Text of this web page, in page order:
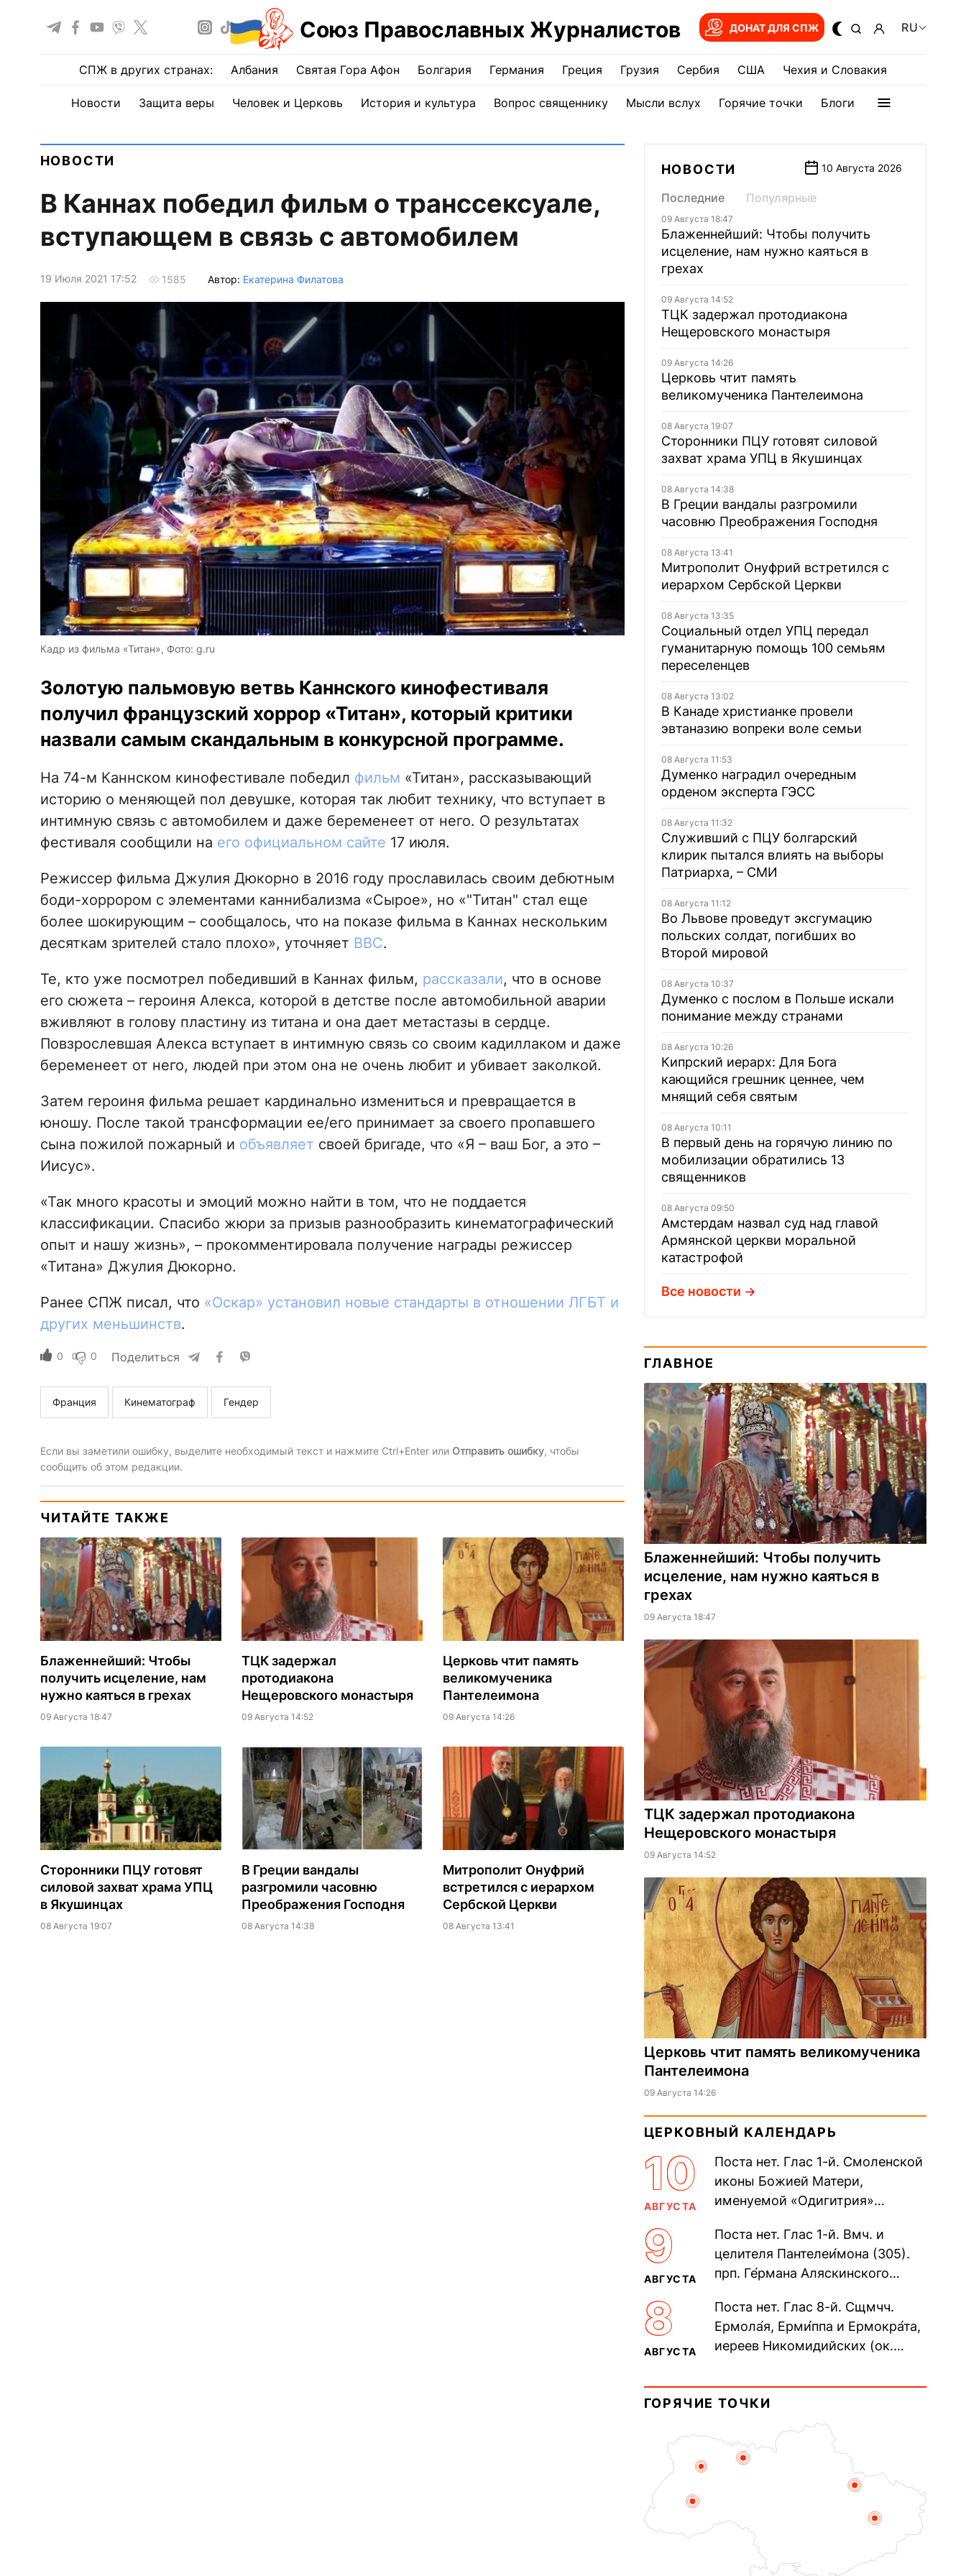
Союз Православных Журналистов ДОНАТ ДЛЯ СПЖ RU
СПЖ в других странах: Албания Святая Гора Афон Болгария Германия Греция Грузия Сербия США Чехия и Словакия
Новости Защита веры Человек и Церковь История и культура Вопрос священнику Мысли вслух Горячие точки Блоги
НОВОСТИ
В Каннах победил фильм о транссексуале,
вступающем в связь с автомобилем
19 Июля 2021 17:52 1585 Автор: Екатерина Филатова
Кадр из фильма «Титан», Фото: g.ru
Золотую пальмовую ветвь Каннского кинофестиваля
получил французский хоррор «Титан», который критики
назвали самым скандальным в конкурсной программе.
На 74-м Каннском кинофестивале победил фильм «Титан», рассказывающий
историю о меняющей пол девушке, которая так любит технику, что вступает в
интимную связь с автомобилем и даже беременеет от него. О результатах
фестиваля сообщили на его официальном сайте 17 июля.
Режиссер фильма Джулия Дюкорно в 2016 году прославилась своим дебютным
боди-хоррором с элементами каннибализма «Сырое», но «"Титан" стал еще
более шокирующим – сообщалось, что на показе фильма в Каннах нескольким
десяткам зрителей стало плохо», уточняет ВВС.
Те, кто уже посмотрел победивший в Каннах фильм, рассказали, что в основе
его сюжета – героиня Алекса, которой в детстве после автомобильной аварии
вживляют в голову пластину из титана и она дает метастазы в сердце.
Повзрослевшая Алекса вступает в интимную связь со своим кадиллаком и даже
беременеет от него, людей при этом она не очень любит и убивает заколкой.
Затем героиня фильма решает кардинально измениться и превращается в
юношу. После такой трансформации ее/его принимает за своего пропавшего
сына пожилой пожарный и объявляет своей бригаде, что «Я – ваш Бог, а это –
Иисус».
«Так много красоты и эмоций можно найти в том, что не поддается
классификации. Спасибо жюри за призыв разнообразить кинематографический
опыт и нашу жизнь», – прокомментировала получение награды режиссер
«Титана» Джулия Дюкорно.
Ранее СПЖ писал, что «Оскар» установил новые стандарты в отношении ЛГБТ и
других меньшинств.
0 0 Поделиться
Франция Кинематограф Гендер
Если вы заметили ошибку, выделите необходимый текст и нажмите Ctrl+Enter или Отправить ошибку, чтобы
сообщить об этом редакции.
ЧИТАЙТЕ ТАКЖЕ
Блаженнейший: Чтобы
получить исцеление, нам
нужно каяться в грехах
09 Августа 18:47
ТЦК задержал
протодиакона
Нещеровского монастыря
09 Августа 14:52
Церковь чтит память
великомученика
Пантелеимона
09 Августа 14:26
Сторонники ПЦУ готовят
силовой захват храма УПЦ
в Якушинцах
08 Августа 19:07
В Греции вандалы
разгромили часовню
Преображения Господня
08 Августа 14:38
Митрополит Онуфрий
встретился с иерархом
Сербской Церкви
08 Августа 13:41
НОВОСТИ 10 Августа 2026
Последние Популярные
09 Августа 18:47
Блаженнейший: Чтобы получить
исцеление, нам нужно каяться в
грехах
09 Августа 14:52
ТЦК задержал протодиакона
Нещеровского монастыря
09 Августа 14:26
Церковь чтит память
великомученика Пантелеимона
08 Августа 19:07
Сторонники ПЦУ готовят силовой
захват храма УПЦ в Якушинцах
08 Августа 14:38
В Греции вандалы разгромили
часовню Преображения Господня
08 Августа 13:41
Митрополит Онуфрий встретился с
иерархом Сербской Церкви
08 Августа 13:35
Социальный отдел УПЦ передал
гуманитарную помощь 100 семьям
переселенцев
08 Августа 13:02
В Канаде христианке провели
эвтаназию вопреки воле семьи
08 Августа 11:53
Думенко наградил очередным
орденом эксперта ГЭСС
08 Августа 11:32
Служивший с ПЦУ болгарский
клирик пытался влиять на выборы
Патриарха, – СМИ
08 Августа 11:12
Во Львове проведут эксгумацию
польских солдат, погибших во
Второй мировой
08 Августа 10:37
Думенко с послом в Польше искали
понимание между странами
08 Августа 10:26
Кипрский иерарх: Для Бога
кающийся грешник ценнее, чем
мнящий себя святым
08 Августа 10:11
В первый день на горячую линию по
мобилизации обратились 13
священников
08 Августа 09:50
Амстердам назвал суд над главой
Армянской церкви моральной
катастрофой
Все новости
ГЛАВНОЕ
Блаженнейший: Чтобы получить
исцеление, нам нужно каяться в
грехах
09 Августа 18:47
ТЦК задержал протодиакона
Нещеровского монастыря
09 Августа 14:52
Церковь чтит память великомученика
Пантелеимона
09 Августа 14:26
ЦЕРКОВНЫЙ КАЛЕНДАРЬ
10
АВГУСТА
Поста нет. Глас 1-й. Смоленской
иконы Божией Матери,
именуемой «Одигитрия»
из Царьграда в 1046 г.). апп. от
70-ти...
9
АВГУСТА
Поста нет. Глас 1-й. Вмч. и
целителя Пантелеи́мона (305).
прп. Ге́рмана Аляскинского
Николая Кочанова, Христа
ради...
8
АВГУСТА
Поста нет. Глас 8-й. Сщмчч.
Ермола́я, Ерми́ппа и Ермокра́та,
иереев Никомидийских (ок.
Печерского, в Ближних
пещерах...
ГОРЯЧИЕ ТОЧКИ